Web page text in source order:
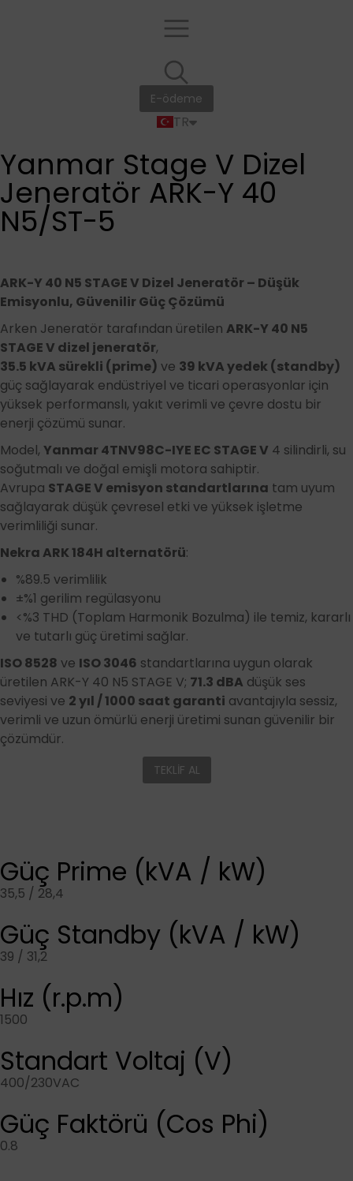
E-ödeme
TR
EN
FR
RU
Yanmar Stage V Dizel
Jeneratör ARK-Y 40
N5/ST-5
ARK-Y 40 N5 STAGE V Dizel Jeneratör – Düşük
Emisyonlu, Güvenilir Güç Çözümü
Arken Jeneratör tarafından üretilen ARK-Y 40 N5
STAGE V dizel jeneratör,
35.5 kVA sürekli (prime) ve 39 kVA yedek (standby)
güç sağlayarak endüstriyel ve ticari operasyonlar için
yüksek performanslı, yakıt verimli ve çevre dostu bir
enerji çözümü sunar.
Model, Yanmar 4TNV98C-IYE EC STAGE V 4 silindirli, su
soğutmalı ve doğal emişli motora sahiptir.
Avrupa STAGE V emisyon standartlarına tam uyum
sağlayarak düşük çevresel etki ve yüksek işletme
verimliliği sunar.
Nekra ARK 184H alternatörü:
%89.5 verimlilik
±%1 gerilim regülasyonu
<%3 THD (Toplam Harmonik Bozulma) ile temiz, kararlı
ve tutarlı güç üretimi sağlar.
ISO 8528 ve ISO 3046 standartlarına uygun olarak
üretilen ARK-Y 40 N5 STAGE V; 71.3 dBA düşük ses
seviyesi ve 2 yıl / 1000 saat garanti avantajıyla sessiz,
verimli ve uzun ömürlü enerji üretimi sunan güvenilir bir
çözümdür.
TEKLİF AL
Güç Prime (kVA / kW)
35,5 / 28,4
Güç Standby (kVA / kW)
39 / 31,2
Hız (r.p.m)
1500
Standart Voltaj (V)
400/230VAC
Güç Faktörü (Cos Phi)
0.8